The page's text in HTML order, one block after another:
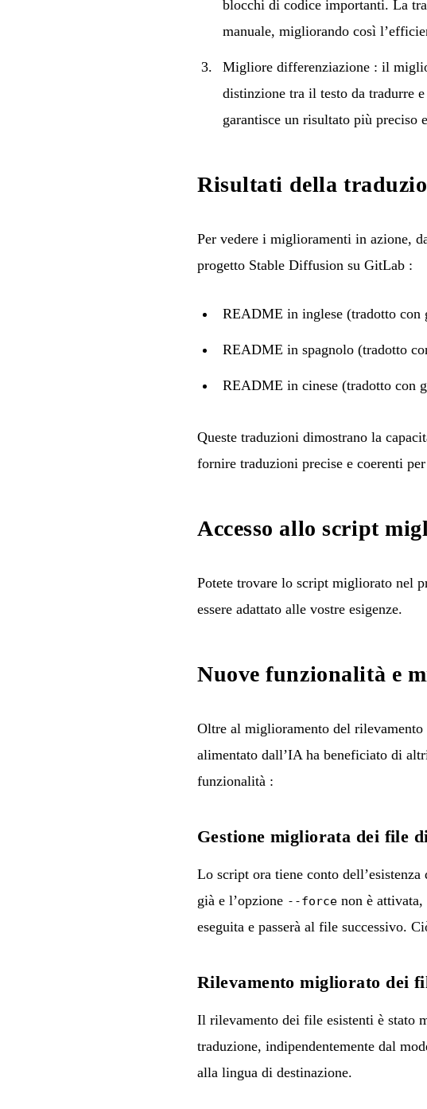
blocchi di codice importanti. La
manuale, migliorando così
Migliore differenziazione : il
distinzione tra il testo da tradurre
garantisce un risultato più preciso
Risultati della
Per vedere i miglioramenti in azione,
progetto Stable Diffusion su GitLab :
README in inglese (tradotto con
README in spagnolo (tradotto
README in cinese (tradotto con
Queste traduzioni dimostrano la
fornire traduzioni precise e coerenti
Accesso allo script
Potete trovare lo script migliorato nel
essere adattato alle vostre esigenze.
Nuove funzionalità e
Oltre al miglioramento del
alimentato dall’IA ha beneficiato di
funzionalità :
Gestione migliorata dei file
Lo script ora tiene conto
già e l’opzione --force non è
eseguita e passerà al file successivo.
Rilevamento migliorato dei
Il rilevamento dei file esistenti è stato
traduzione, indipendentemente dal
alla lingua di destinazione.